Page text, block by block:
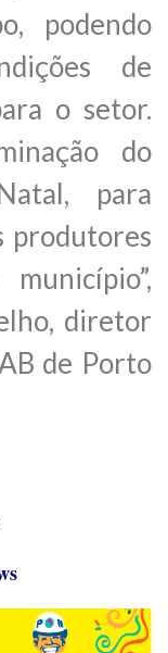
podendo
de
o setor.
do
para
produtores
diretor
de Porto